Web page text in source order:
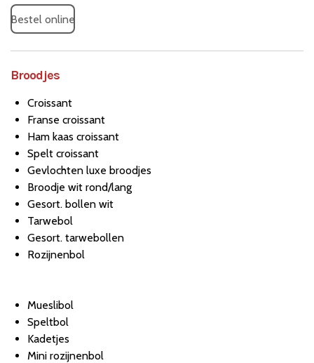
Bestel online
Broodjes
Croissant
Franse croissant
Ham kaas croissant
Spelt croissant
Gevlochten luxe broodjes
Broodje wit rond/lang
Gesort. bollen wit
Tarwebol
Gesort. tarwebollen
Rozijnenbol
Mueslibol
Speltbol
Kadetjes
Mini rozijnenbol